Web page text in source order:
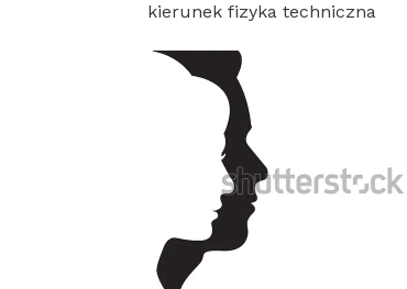
kierunek fizyka techniczna